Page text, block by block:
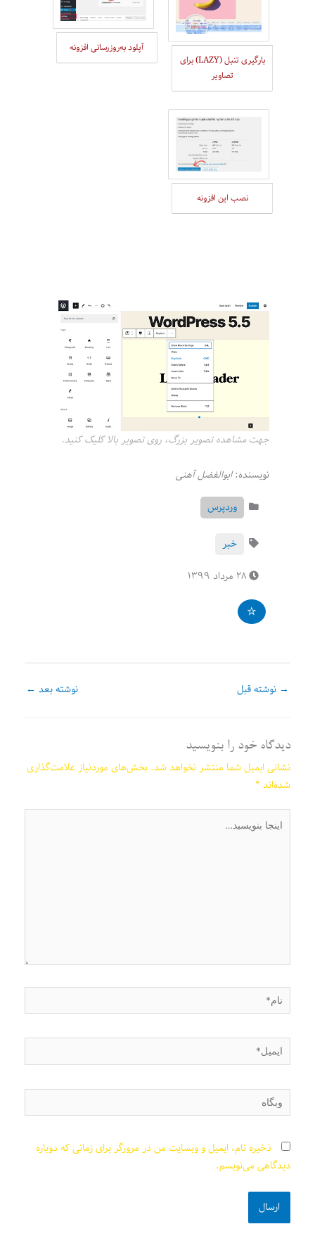
بارگیری تنبل (LAZY) برای
تصاویر
آپلود به‌روزرسانی افزونه‌
نصب این افزونه
جهت مشاهده تصویر بزرگ، روی تصویر بالا کلیک کنید.
نویسنده:ابوالفضل آهنی
وردپرس
خبر
→ نوشته قبل نوشته بعد ←
دیدگاه‌ خود را بنویسید
نشانی ایمیل شما منتشر نخواهد شد. بخش‌های موردنیاز علامت‌گذاری
شده‌اند*
بنویسید…
نام*
ایمیل*
وبگاه
ذخیره نام، ایمیل و وبسایت من در مرورگر برای زمانی که دوباره
دیدگاهی می‌نویسم.